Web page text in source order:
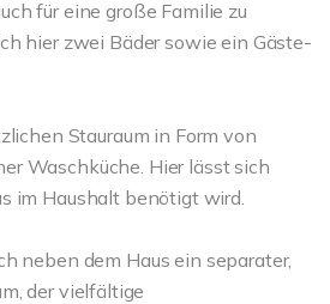
für eine große Familie zu
hier zwei Bäder sowie ein Gäste-
Stauraum in Form von
Waschküche. Hier lässt sich
im Haushalt benötigt wird.
neben dem Haus ein separater,
der vielfältige